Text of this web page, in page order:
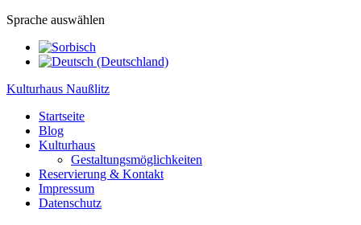
Sprache auswählen
Kulturhaus Naußlitz
Startseite
Blog
Kulturhaus
Gestaltungsmöglichkeiten
Reservierung & Kontakt
Impressum
Datenschutz